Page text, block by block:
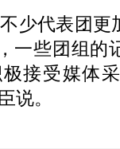
代表团更
一些团组的
接受媒体
说。